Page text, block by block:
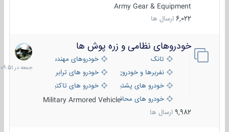
Army Gear & Equipment
6,022 ارسال ها
خودروهای نظامی و زره پوش ها
تانک
خودروهای مهندسی
نفربرها و خودروی های رزمی پیاده نظام
خودرو های ترابری نظامی
خودرو های پشتیبانی آتش ، شناسایی و ضد تانک
خودرو های تاکتیکی نظامی
خودرو های محافظت شدهMilitary Armored Vehicle
9,982 ارسال ها
جمعه
در
09:51